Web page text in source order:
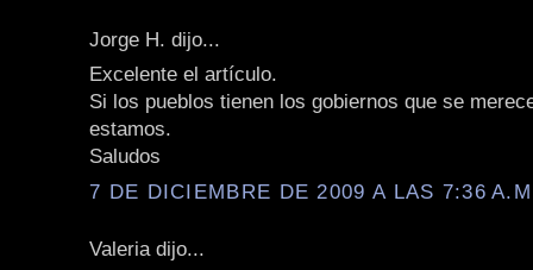
Jorge H. dijo...
Excelente el artículo.
Si los pueblos tienen los gobiernos que se
estamos.
Saludos
7 DE DICIEMBRE DE 2009 A LAS 7:36
Valeria dijo...